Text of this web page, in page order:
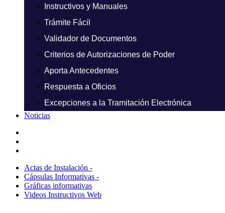
Instructivos y Manuales
Trámite Fácil
Validador de Documentos
Criterios de Autorizaciones de Poder
Aporta Antecedentes
Respuesta a Oficios
Excepciones a la Tramitación Electrónica
Noticias
Actas de Instalación -
Cápsulas Informativas -
Gráficas informativas
Videos Instructivos Web